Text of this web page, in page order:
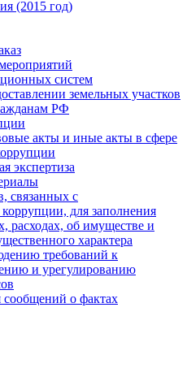
(2015 год)
систем
земельных участков
РФ
акты и иные акты в сфере
экспертиза
связанных с
для заполнения
расходах, об имуществе и
характера
требований к
и урегулированию
сообщений о фактах